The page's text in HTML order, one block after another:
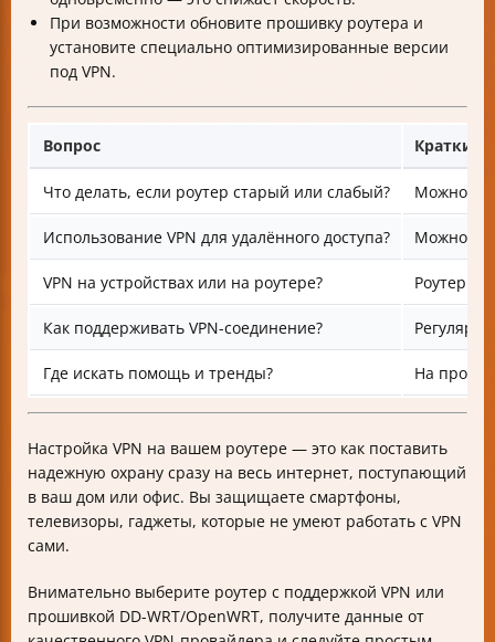
При возможности обновите прошивку роутера и
установите специально оптимизированные версии
под VPN.
Вопрос Краткий
Что делать, если роутер старый или слабый? Можно
Использование VPN для удалённого доступа? Можно
VPN на устройствах или на роутере? Роутер
Как поддерживать VPN-соединение?
Где искать помощь и тренды? На
Настройка VPN на вашем роутере — это как поставить
надежную охрану сразу на весь интернет, поступающий
в ваш дом или офис. Вы защищаете смартфоны,
телевизоры, гаджеты, которые не умеют работать с VPN
сами.
Внимательно выберите роутер с поддержкой VPN или
прошивкой DD-WRT/OpenWRT, получите данные от